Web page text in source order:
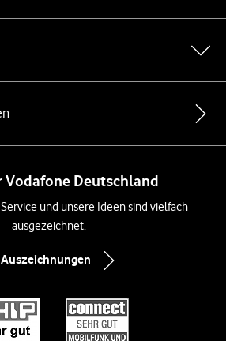
Vodafone Deutschland
und unsere Ideen sind vielfach
ausgezeichnet.